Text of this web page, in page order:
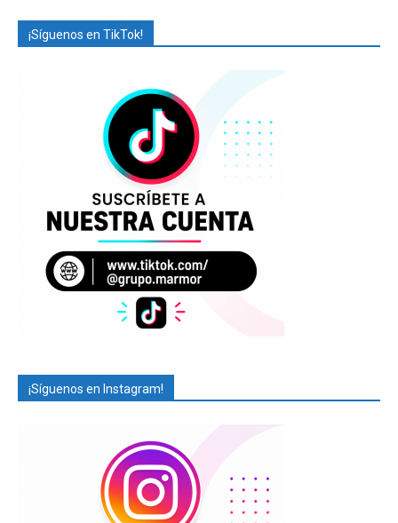
¡Síguenos en TikTok!
¡Síguenos en Instagram!